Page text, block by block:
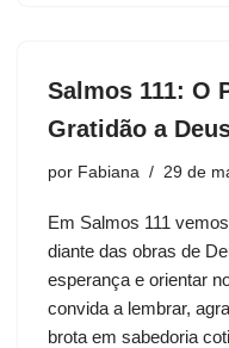
Salmos 111: O
Gratidão a
por Fabiana 29 de
Em Salmos 111
diante das obras de
esperança e orientar
convida a lembrar,
brota em sabedoria